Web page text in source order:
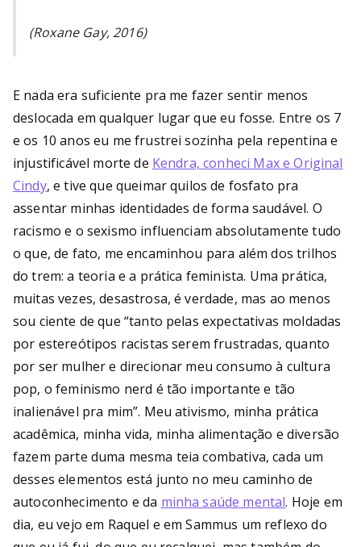
(Roxane Gay, 2016)
E nada era suficiente pra me fazer sentir menos
deslocada em qualquer lugar que eu fosse. Entre os 7
e os 10 anos eu me frustrei sozinha pela repentina e
injustificável morte de Kendra, conheci Max e Original
Cindy, e tive que queimar quilos de fosfato pra
assentar minhas identidades de forma saudável. O
racismo e o sexismo influenciam absolutamente tudo
o que, de fato, me encaminhou para além dos trilhos
do trem: a teoria e a prática feminista. Uma prática,
muitas vezes, desastrosa, é verdade, mas ao menos
sou ciente de que “tanto pelas expectativas moldadas
por estereótipos racistas serem frustradas, quanto
por ser mulher e direcionar meu consumo à cultura
pop, o feminismo nerd é tão importante e tão
inalienável pra mim”. Meu ativismo, minha prática
acadêmica, minha vida, minha alimentação e diversão
fazem parte duma mesma teia combativa, cada um
desses elementos está junto no meu caminho de
autoconhecimento e da minha saúde mental. Hoje em
dia, eu vejo em Raquel e em Sammus um reflexo do